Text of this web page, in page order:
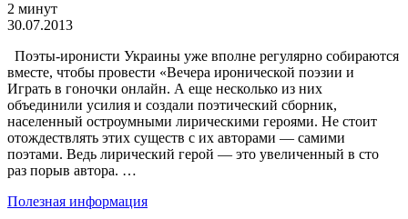
2 минут
30.07.2013
Поэты-иронисти Украины уже вполне регулярно собираются
вместе, чтобы провести «Вечера иронической поэзии и
Играть в гоночки онлайн. А еще несколько из них
объединили усилия и создали поэтический сборник,
населенный остроумными лирическими героями. Не стоит
отождествлять этих существ с их авторами — самими
поэтами. Ведь лирический герой — это увеличенный в сто
раз порыв автора. …
Полезная информация